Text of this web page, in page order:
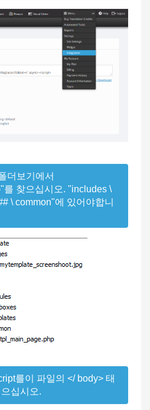
더보기에서
를 찾으십시오. "includes \
\ common"에 있어야합니
를이 파일의 </ body> 태
십시오.